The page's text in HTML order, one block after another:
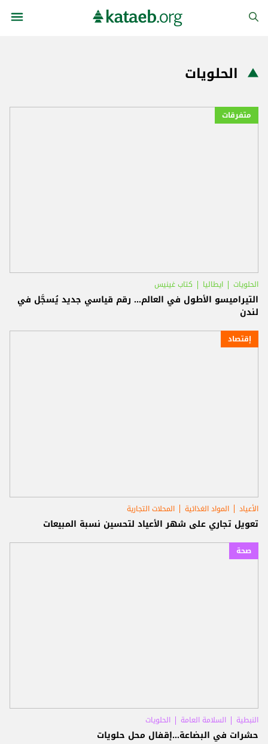
الحلويات
متفرقات
الحلويات ايطاليا كتاب غينيس
التيراميسو الأطول في العالم… رقم قياسي جديد يُسجَّل في
لندن
إقتصاد
الأعياد المواد الغذائية المحلات التجارية
تعويل تجاري على شهر الأعياد لتحسين نسبة المبيعات
صحة
النبطية السلامة العامة الحلويات
حشرات في البضاعة...إقفال محل حلويات